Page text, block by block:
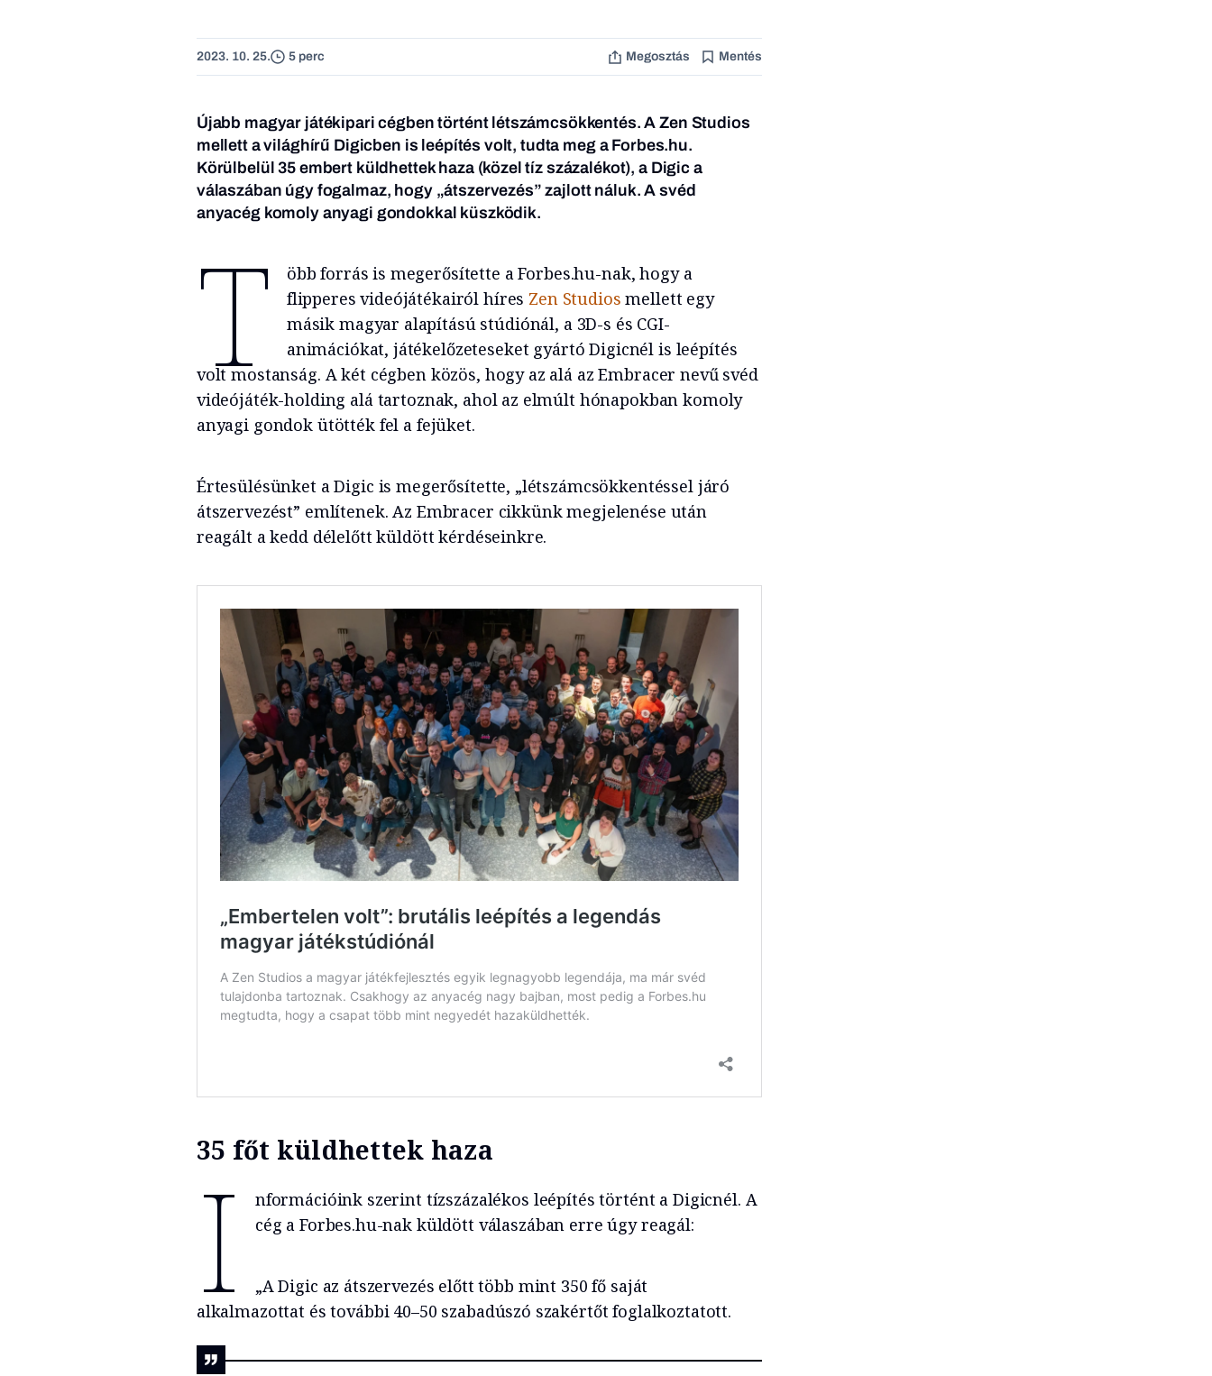
2023. 10. 25. 5 perc Megosztás Mentés
Újabb magyar játékipari cégben történt létszámcsökkentés. A Zen Studios
mellett a világhírű Digicben is leépítés volt, tudta meg a Forbes.hu.
Körülbelül 35 embert küldhettek haza (közel tíz százalékot), a Digic a
válaszában úgy fogalmaz, hogy „átszervezés” zajlott náluk. A svéd
anyacég komoly anyagi gondokkal küszködik.
T
öbb forrás is megerősítette a Forbes.hu-nak, hogy a
flipperes videójátékairól híres Zen Studios mellett egy
másik magyar alapítású stúdiónál, a 3D-s és CGI-
animációkat, játékelőzeteseket gyártó Digicnél is leépítés
volt mostanság. A két cégben közös, hogy az alá az Embracer nevű svéd
videójáték-holding alá tartoznak, ahol az elmúlt hónapokban komoly
anyagi gondok ütötték fel a fejüket.
Értesülésünket a Digic is megerősítette, „létszámcsökkentéssel járó
átszervezést” említenek. Az Embracer cikkünk megjelenése után
reagált a kedd délelőtt küldött kérdéseinkre.
35 főt küldhettek haza
I
nformációink szerint tízszázalékos leépítés történt a Digicnél. A
cég a Forbes.hu-nak küldött válaszában erre úgy reagál:
„A Digic az átszervezés előtt több mint 350 fő saját
alkalmazottat és további 40–50 szabadúszó szakértőt foglalkoztatott.